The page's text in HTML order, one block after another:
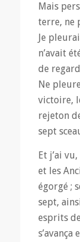
Mais
terre, ne
Je
n’avait
de
Ne
victoire,
rejeton
sept
Et j’ai
et les
égorgé ;
sept,
esprits